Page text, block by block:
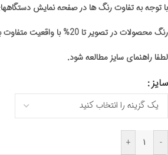
با توجه به تفاوت رنگ ها در صفحه نمایش
رنگ محصولات در تصویر تا 20% با واقعیت متفاوت باشد
لطفا راهنمای سایز مطالعه شود.
سایز
-
+